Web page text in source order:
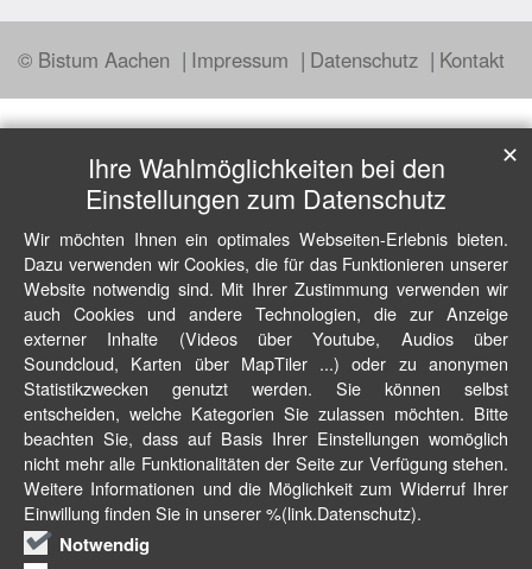
© Bistum Aachen Impressum Datenschutz Kontakt
Ihre Wahlmöglichkeiten bei den
Einstellungen zum Datenschutz
Wir möchten Ihnen ein optimales Webseiten-Erlebnis bieten.
Dazu verwenden wir Cookies, die für das Funktionieren unserer
Website notwendig sind. Mit Ihrer Zustimmung verwenden wir
auch Cookies und andere Technologien, die zur Anzeige
externer Inhalte (Videos über Youtube, Audios über
Soundcloud, Karten über MapTiler ...) oder zu anonymen
Statistikzwecken genutzt werden. Sie können selbst
entscheiden, welche Kategorien Sie zulassen möchten. Bitte
beachten Sie, dass auf Basis Ihrer Einstellungen womöglich
nicht mehr alle Funktionalitäten der Seite zur Verfügung stehen.
Weitere Informationen und die Möglichkeit zum Widerruf Ihrer
Einwillung finden Sie in unserer %(link.Datenschutz).
Notwendig
✕